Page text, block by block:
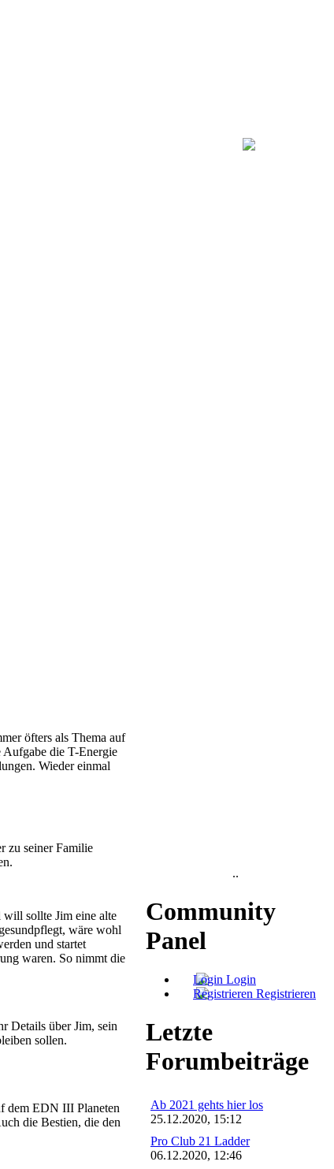
öfters als Thema auf
Aufgabe die T-Energie
Wieder einmal
zu seiner Familie
will sollte Jim eine alte
wäre wohl
und startet
waren. So nimmt die
Details über Jim, sein
sollen.
dem EDN III Planeten
die Bestien, die den
..
Community
Panel
Login
Registrieren
Letzte
Forumbeiträge
Ab 2021 gehts hier los
25.12.2020, 15:12
Pro Club 21 Ladder
06.12.2020, 12:46